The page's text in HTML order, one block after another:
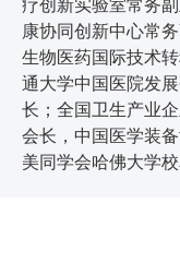
疗创新实验室常务
康协同创新中心常
生物医药国际技术
通大学中国医院发
长；全国卫生产业
会长，中国医学装
美同学会哈佛大学校